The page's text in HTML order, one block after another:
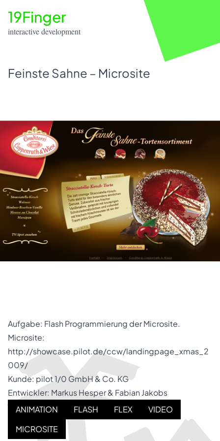
19Finger
interactive development
Feinste Sahne – Microsite
Aufgabe: Flash Programmierung der Microsite.
Microsite:
http://showcase.pilot.de/ccw/landingpage_xmas_2
009/
Kunde: pilot 1/0 GmbH & Co. KG
Entwickler: Markus Hesper & Fabian Jakobs
ANIMATION
FLASH FLEX
VIDEO
MICROSITE